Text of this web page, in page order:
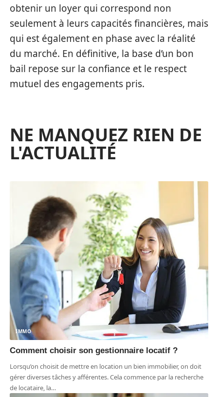
obtenir un loyer qui correspond non
seulement à leurs capacités financières, mais
qui est également en phase avec la réalité
du marché. En définitive, la base d’un bon
bail repose sur la confiance et le respect
mutuel des engagements pris.
NE MANQUEZ RIEN DE
L'ACTUALITÉ
IMMO
Comment choisir son gestionnaire locatif ?
Lorsqu’on choisit de mettre en location un bien immobilier, on doit
gérer diverses tâches y afférentes. Cela commence par la recherche
de locataire, la…